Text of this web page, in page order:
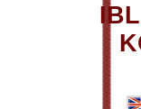
IBL